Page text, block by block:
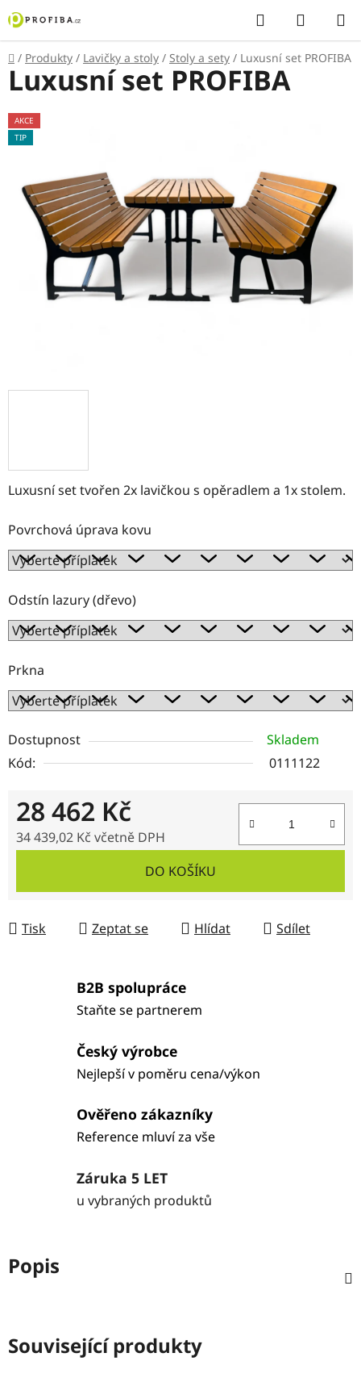
Přejít
na
obsah
Hledat
KOŠÍK
Domů
/ Produkty / Lavičky a stoly / Stoly a sety / Luxusní set PROFIBA
Luxusní set tvořen 2x lavičkou s opěradlem a 1x stolem.
Povrchová úprava kovu
Odstín lazury (dřevo)
Prkna
Dostupnost
Skladem
Kód:
0111122
28 462 Kč
34 439,02 Kč včetně DPH
DO KOŠÍKU
Tisk Zeptat se Hlídat Sdílet
Luxusní set PROFIBA
AKCE
TIP
B2B spolupráce
Staňte se partnerem
Český výrobce
Nejlepší v poměru cena/výkon
Ověřeno zákazníky
Reference mluví za vše
Záruka 5 LET
u vybraných produktů
Popis
Související produkty